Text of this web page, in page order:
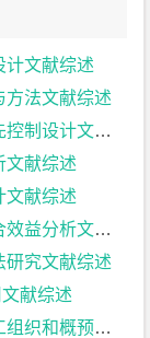
计文献综述
方法文献综述
计文献综述
文献综述
文献综述
析文献综述
研究文献综述
献综述
设计文献综述